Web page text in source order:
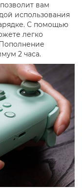
вам
использования
С помощью
легко
2 часа.